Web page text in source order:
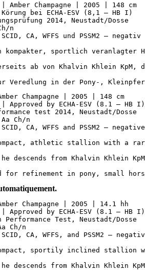
Champagne | 2005 | 148 cm
bei ECHA-ESV (8,1 – HB I)
2014, Neustadt/Dosse
n
CA, WFFS und PSSM2 – negativ
kompakter, sportlich veranlagter
ab von Khalvin Khlein KpM,
Veredlung in der Pony-,
Champagne | 2005 | 148 cm
Approved by ECHA-ESV (8.1 – HB I)
test 2014, Neustadt/Dosse
Ch/n
CA, WFFS and PSSM2 – negative
athletic stallion with a
descends from Khalvin Khlein
for refinement in pony, small
Champagne | 2005 | 14.1 hh
Approved by ECHA-ESV (8.1 – HB
Performance Test, Neustadt/Dosse
Ch/n
CA, WFFS, and PSSM2 –
sportily inclined stallion
descends from Khalvin Khlein